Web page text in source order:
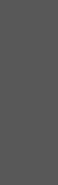
dentre
alterar
atividades
regras de
sequer, a
Tributária
a ser
direito a
e
eletrônicos